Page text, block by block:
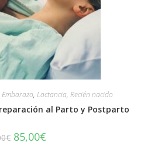
Embarazo, Lactancia, Recién nacido
al Parto y Postparto
€ 85,00€